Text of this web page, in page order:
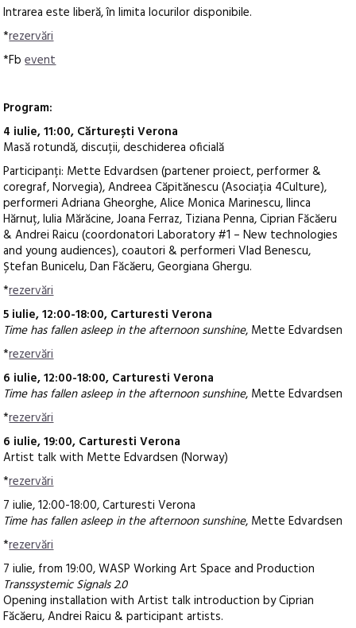
Intrarea este liberă, în limita locurilor disponibile.
*rezervări
*Fbevent
Program:
4 iulie, 11:00, Cărturești Verona
Masă rotundă, discuții, deschiderea oficială
Participanți: Mette Edvardsen (partener proiect, performer &
coregraf, Norvegia), Andreea Căpitănescu (Asociația 4Culture),
performeri Adriana Gheorghe, Alice Monica Marinescu, Ilinca
Hărnuț, Iulia Mărăcine, Joana Ferraz, Tiziana Penna, Ciprian Făcăeru
& Andrei Raicu (coordonatori Laboratory #1 – New technologies
and young audiences), coautori & performeri Vlad Benescu,
Ștefan Bunicelu, Dan Făcăeru, Georgiana Ghergu.
*rezervări
5 iulie, 12:00-18:00, Carturesti Verona
Time has fallen asleep in the afternoon sunshine, Mette Edvardsen
*rezervări
6 iulie, 12:00-18:00, Carturesti Verona
Time has fallen asleep in the afternoon sunshine, Mette Edvardsen
*rezervări
6 iulie, 19:00, Carturesti Verona
Artist talk with Mette Edvardsen (Norway)
*rezervări
7 iulie, 12:00-18:00, Carturesti Verona
Time has fallen asleep in the afternoon sunshine, Mette Edvardsen
*rezervări
7 iulie, from 19:00, WASP Working Art Space and Production
Transsystemic Signals 2.0
Opening installation with Artist talk introduction by Ciprian
Făcăeru, Andrei Raicu & participant artists.